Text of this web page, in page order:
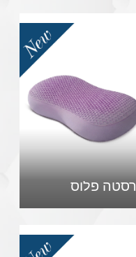
רסטה פלוס